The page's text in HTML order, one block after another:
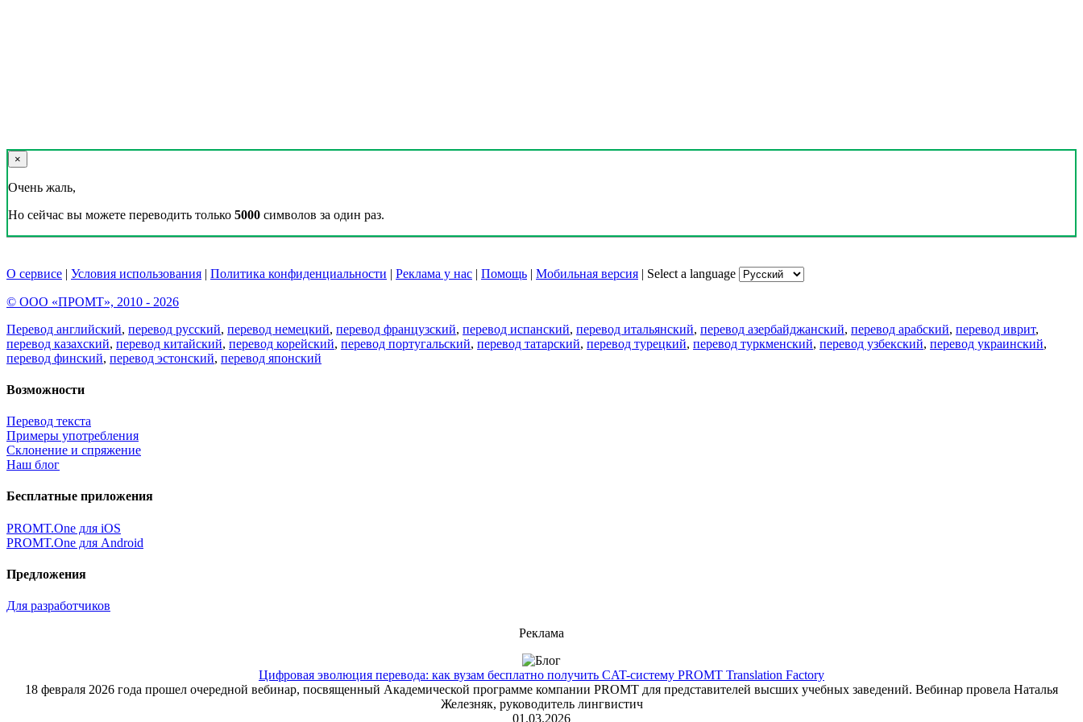
×
Очень жаль,
Но сейчас вы можете переводить только 5000 символов за один раз.
О сервисе | Условия использования | Политика конфиденциальности | Реклама у нас | Помощь | Мобильная версия | Select a language
© ООО «ПРОМТ», 2010 - 2026
Перевод английский, перевод русский, перевод немецкий, перевод французский, перевод испанский, перевод итальянский, перевод азербайджанский, перевод арабский, перевод иврит,
перевод казахский, перевод китайский, перевод корейский, перевод португальский, перевод татарский, перевод турецкий, перевод туркменский, перевод узбекский, перевод украинский,
перевод финский, перевод эстонский, перевод японский
Возможности
Перевод текста
Примеры употребления
Склонение и спряжение
Наш блог
Бесплатные приложения
PROMT.One для iOS
PROMT.One для Android
Предложения
Для разработчиков
Реклама
Цифровая эволюция перевода: как вузам бесплатно получить CAT-систему PROMT Translation Factory
18 февраля 2026 года прошел очередной вебинар, посвященный Академической программе компании PROMT для представителей высших учебных заведений. Вебинар провела Наталья
Железняк, руководитель лингвистич
01.03.2026